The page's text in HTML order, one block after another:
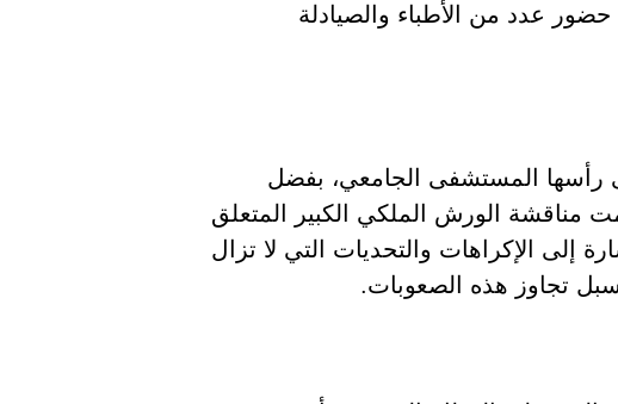
عدد من الأطباء والصيادلة
رأسها المستشفى الجامعي، بفضل
مناقشة الورش الملكي الكبير المتعلق
إلى الإكراهات والتحديات التي لا تزال
تجاوز هذه الصعوبات.